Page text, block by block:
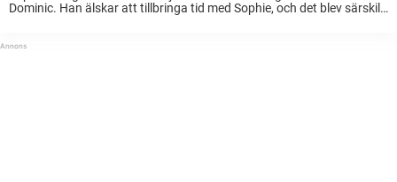
Dominic. Han älskar att tillbringa tid med Sophie, och det blev särskilt